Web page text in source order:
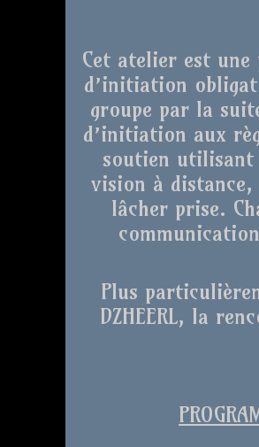
Cet atelier est
d’initiation
groupe par la
d’initiation aux
soutien
vision à distance,
lâcher prise.
Plus
DZHEERL, la